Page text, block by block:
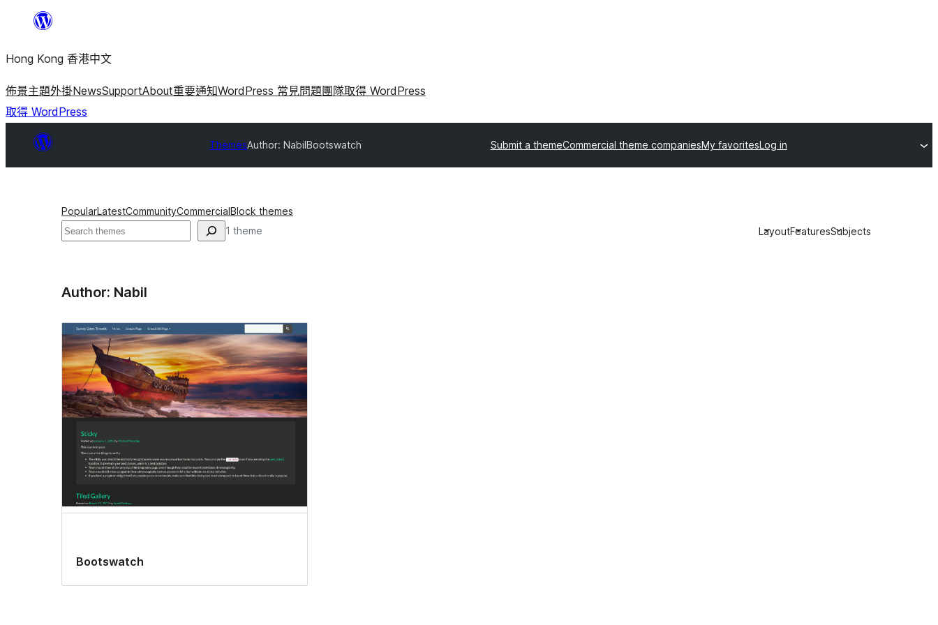
主
要
內
容
Hong Kong 香港中文
佈景主題外掛NewsSupportAbout重要通知WordPress 常見問題團隊取得 WordPress
取得 WordPress
ThemesAuthor: NabilBootswatch Submit a themeCommercial theme companiesMy favoritesLog in
PopularLatestCommunityCommercialBlock themes
搜
1 theme LayoutFeaturesSubjects
Author: Nabil
Bootswatch